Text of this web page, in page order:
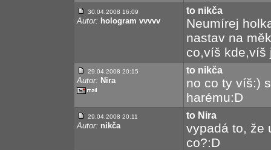
30.04.2008 16:09
Autor: hologram vvvvv
to nikča
Neumírej
nastav na
co,víš kde,víš
29.04.2008 20:15
Autor: Nira
to nikča
no co ty víš:)
harému:D
29.04.2008 20:11
Autor: nikča
to Nira
vypadá to, že
co?:D